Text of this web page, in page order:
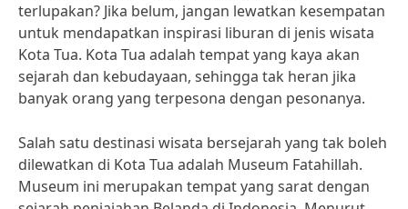
terlupakan? Jika belum, jangan lewatkan kesempatan
untuk mendapatkan inspirasi liburan di jenis wisata
Kota Tua. Kota Tua adalah tempat yang kaya akan
sejarah dan kebudayaan, sehingga tak heran jika
banyak orang yang terpesona dengan pesonanya.
Salah satu destinasi wisata bersejarah yang tak boleh
dilewatkan di Kota Tua adalah Museum Fatahillah.
Museum ini merupakan tempat yang sarat dengan